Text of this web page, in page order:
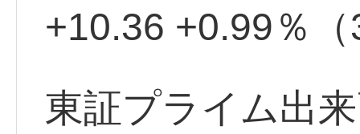
+10.36 +0.99％
東証プライム出